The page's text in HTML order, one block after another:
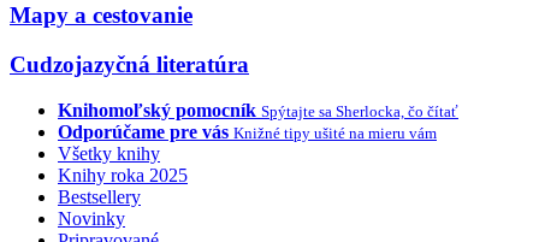
Mapy a cestovanie
Cudzojazyčná literatúra
Knihomoľský pomocník Spýtajte sa Sherlocka, čo čítať
Odporúčame pre vás Knižné tipy ušité na mieru vám
Všetky knihy
Knihy roka 2025
Bestsellery
Novinky